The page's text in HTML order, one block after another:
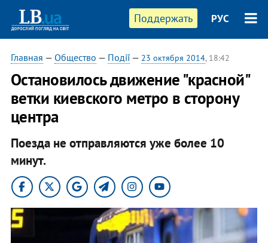
Поддержать РУС
Главная — Общество — Події— 23 октября 2014, 18:42
Остановилось движение "красной"
ветки киевского метро в сторону
центра
Поезда не отправляются уже более 10
минут.